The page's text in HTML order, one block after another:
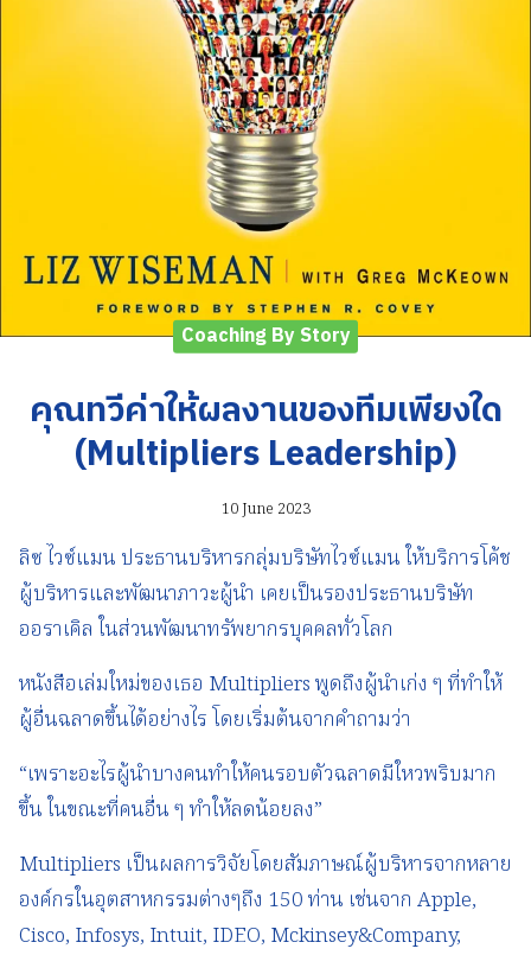
Coaching By Story
คุณทวีค่าให้ผลงานของทีมเพียงใด
(Multipliers Leadership)
10 June 2023
ลิซ ไวซ์แมน ประธานบริหารกลุ่มบริษัทไวซ์แมน ให้บริการโค้ช
ผู้บริหารและพัฒนาภาวะผู้นำ เคยเป็นรองประธานบริษัท
ออราเคิล ในส่วนพัฒนาทรัพยากรบุคคลทั่วโลก
หนังสือเล่มใหม่ของเธอ Multipliers พูดถึงผู้นำเก่ง ๆ ที่ทำให้
ผู้อื่นฉลาดขึ้นได้อย่างไร โดยเริ่มต้นจากคำถามว่า
“เพราะอะไรผู้นำบางคนทำให้คนรอบตัวฉลาดมีใหวพริบมาก
ขึ้น ในขณะที่คนอื่น ๆ ทำให้ลดน้อยลง”
Multipliers เป็นผลการวิจัยโดยสัมภาษณ์ผู้บริหารจากหลาย
องค์กรในอุตสาหกรรมต่างๆถึง 150 ท่าน เช่นจาก Apple,
Cisco, Infosys, Intuit, IDEO, Mckinsey&Company,